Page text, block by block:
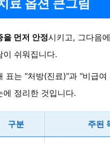
료 옵션 큰그림
을 먼저 안정시키고, 그다음
이 쉬워집니다.
표는 “처방(진료)”과 “비급
에 정리한 것입니다.
구분 주된